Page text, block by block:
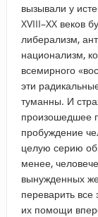
вызывали у
XVIII–XX веков
либерализм,
национализм,
всемирного
эти
туманны. И
произошедшее
пробуждение
целую серию
менее,
вынужденных
переварить все
их помощи